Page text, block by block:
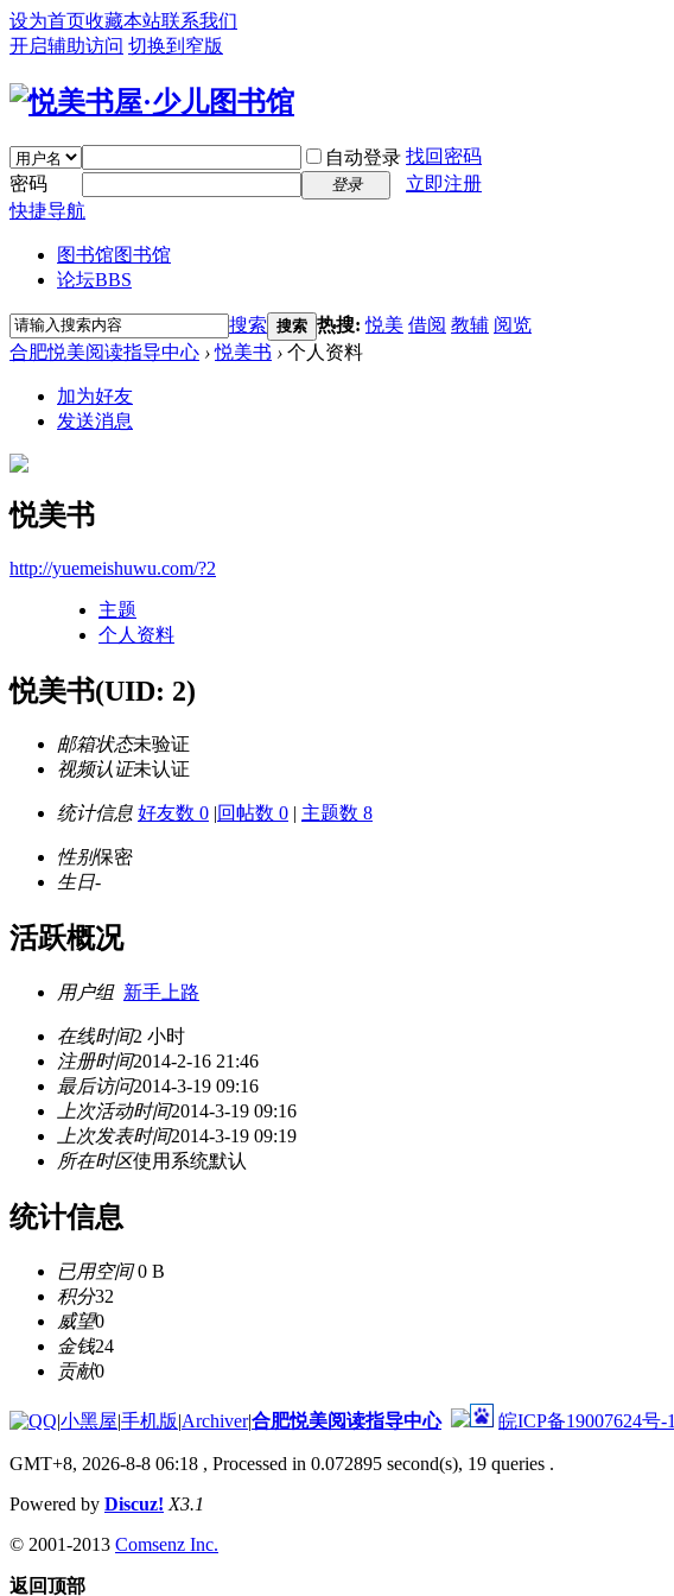
设为首页收藏本站联系我们
开启辅助访问 切换到窄版
自动登录 找回密码
密码
登录
立即注册
快捷导航
图书馆图书馆
论坛BBS
搜索 搜索 热搜:悦美 借阅 教辅 阅览
合肥悦美阅读指导中心 › 悦美书 › 个人资料
加为好友
发送消息
悦美书
http://yuemeishuwu.com/?2
主题
个人资料
悦美书(UID: 2)
邮箱状态未验证
视频认证未认证
统计信息 好友数 0 |回帖数 0 | 主题数 8
性别保密
生日-
活跃概况
用户组 新手上路
在线时间2 小时
注册时间2014-2-16 21:46
最后访问2014-3-19 09:16
上次活动时间2014-3-19 09:16
上次发表时间2014-3-19 09:19
所在时区使用系统默认
统计信息
已用空间0 B
积分32
威望0
金钱24
贡献0
|小黑屋|手机版|Archiver|合肥悦美阅读指导中心 皖ICP备19007624号-1
GMT+8, 2026-8-8 06:18 , Processed in 0.072895 second(s), 19 queries .
Powered by Discuz! X3.1
© 2001-2013 Comsenz Inc.
返回顶部